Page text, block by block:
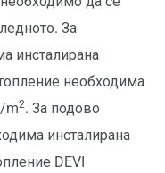
За
инсталирана
необходима
m2. За подово
инсталирана
DEVI